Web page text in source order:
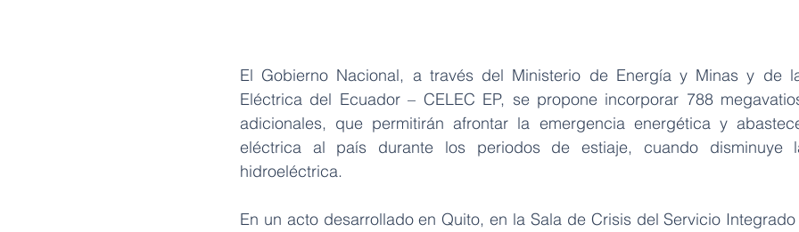
El Gobierno Nacional, a través del Ministerio de Energía y Minas y de
Eléctrica del Ecuador – CELEC EP, se propone incorporar 788
adicionales, que permitirán afrontar la emergencia energética y
eléctrica al país durante los periodos de estiaje, cuando disminuye
hidroeléctrica.
En un acto desarrollado en Quito, en la Sala de Crisis del Servicio